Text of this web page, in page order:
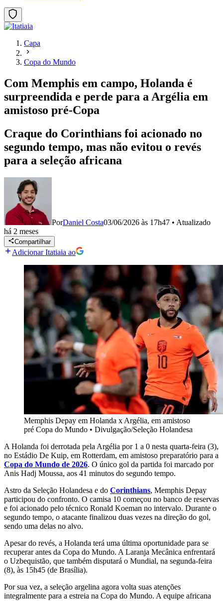
Capa
Copa do Mundo
Com Memphis em campo, Holanda é
surpreendida e perde para a Argélia em
amistoso pré-Copa
Craque do Corinthians foi acionado no
segundo tempo, mas não evitou o revés
para a seleção africana
PorDaniel Costa03/06/2026 às 17h47 • Atualizado
há 2 meses
Compartilhar
Adicionar Itatiaia ao
Memphis Depay em Holanda x Argélia, em amistoso
pré Copa do Mundo • Divulgação/Seleção Holandesa
A Holanda foi derrotada pela Argélia por 1 a 0 nesta quarta-feira (3),
no Estádio De Kuip, em Rotterdam, em amistoso preparatório para a
Copa do Mundo de 2026. O único gol da partida foi marcado por
Anis Hadj Moussa, aos 41 minutos do segundo tempo.
Astro da Seleção Holandesa e do Corinthians, Memphis Depay
participou do confronto. O camisa 10 começou no banco de reservas
e foi acionado pelo técnico Ronald Koeman no intervalo. Durante o
segundo tempo, o atacante finalizou duas vezes na direção do gol,
sendo uma delas no alvo.
Apesar do revés, a Holanda terá uma última oportunidade para se
recuperar antes da Copa do Mundo. A Laranja Mecânica enfrentará
o Uzbequistão, que também disputará o Mundial, na segunda-feira
(8), às 15h45 (de Brasília).
Por sua vez, a seleção argelina agora volta suas atenções
integralmente para a estreia na Copa do Mundo. A equipe africana